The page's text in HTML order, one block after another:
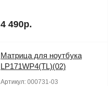
4 490р.
Матрица для ноутбука
LP171WP4(TL)(02)
Артикул: 000731-03